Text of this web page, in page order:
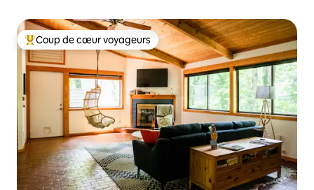
Coups de cœur voyageurs les plus appréciés
Coup de cœur voyageurs